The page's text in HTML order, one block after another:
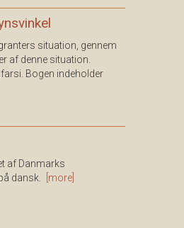
situation, gennem
af denne situation.
Bogen indeholder
af Danmarks
dansk.
[more]